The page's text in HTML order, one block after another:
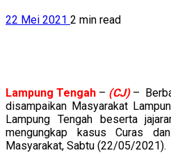
22 Mei 2021 2 min read
Lampung Tengah – (CJ)–
disampaikan Masyarakat
Lampung Tengah beserta
mengungkap kasus Curas
Masyarakat, Sabtu (22/05/2021).